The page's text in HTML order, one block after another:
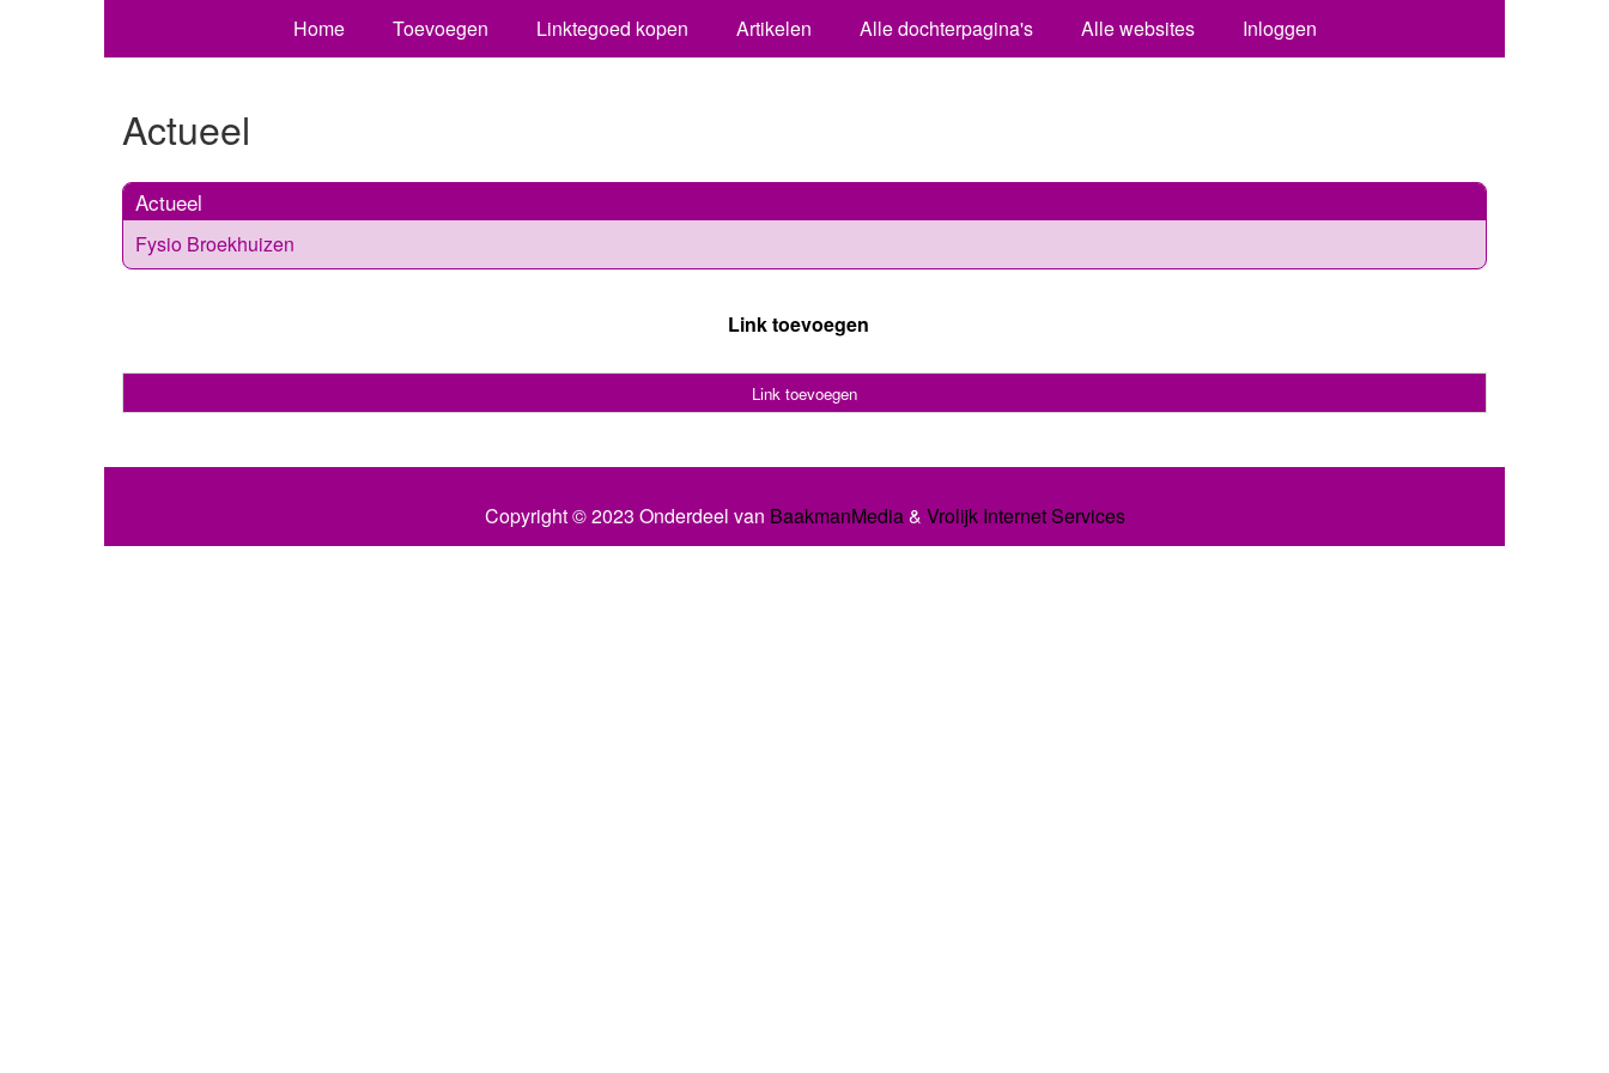
Home Toevoegen Linktegoed kopen Artikelen Alle dochterpagina's Alle websites Inloggen
Actueel
Actueel
Fysio Broekhuizen
Link toevoegen
Link toevoegen
Copyright © 2023 Onderdeel van BaakmanMedia& Vrolijk Internet Services